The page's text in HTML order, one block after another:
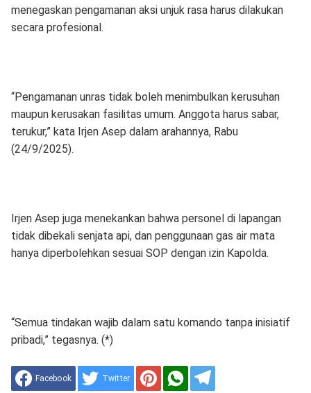
menegaskan pengamanan aksi unjuk rasa harus dilakukan
secara profesional.
“Pengamanan unras tidak boleh menimbulkan kerusuhan
maupun kerusakan fasilitas umum. Anggota harus sabar,
terukur,” kata Irjen Asep dalam arahannya, Rabu
(24/9/2025).
Irjen Asep juga menekankan bahwa personel di lapangan
tidak dibekali senjata api, dan penggunaan gas air mata
hanya diperbolehkan sesuai SOP dengan izin Kapolda.
“Semua tindakan wajib dalam satu komando tanpa inisiatif
pribadi,” tegasnya. (*)
Facebook Twitter